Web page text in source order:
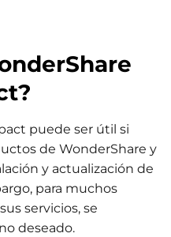
puede ser útil si
de WonderShare y
y actualización de
para muchos
servicios, se
deseado.